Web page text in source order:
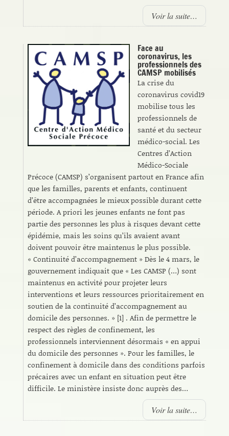
Voir la suite…
Face au
coronavirus, les
professionnels des
CAMSP mobilisés
La crise du
coronavirus covid19
mobilise tous les
professionnels de
santé et du secteur
médico-social. Les
Centres d’Action
Médico-Sociale
Précoce (CAMSP) s’organisent partout en France afin
que les familles, parents et enfants, continuent
d’être accompagnées le mieux possible durant cette
période. A priori les jeunes enfants ne font pas
partie des personnes les plus à risques devant cette
épidémie, mais les soins qu’ils avaient avant
doivent pouvoir être maintenus le plus possible.
« Continuité d’accompagnement » Dès le 4 mars, le
gouvernement indiquait que « Les CAMSP (…) sont
maintenus en activité pour projeter leurs
interventions et leurs ressources prioritairement en
soutien de la continuité d’accompagnement au
domicile des personnes. » [1] . Afin de permettre le
respect des règles de confinement, les
professionnels interviennent désormais « en appui
du domicile des personnes ». Pour les familles, le
confinement à domicile dans des conditions parfois
précaires avec un enfant en situation peut être
difficile. Le ministère insiste donc auprès des…
Voir la suite…